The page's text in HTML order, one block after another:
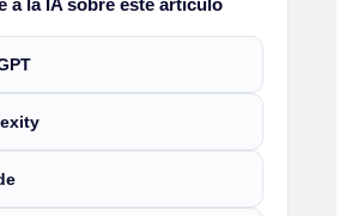
a la IA sobre este artículo